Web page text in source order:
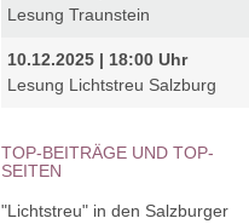
Lesung Traunstein
10.12.2025 | 18:00 Uhr
Lesung Lichtstreu Salzburg
TOP-BEITRÄGE UND TOP-
SEITEN
"Lichtstreu" in den Salzburger